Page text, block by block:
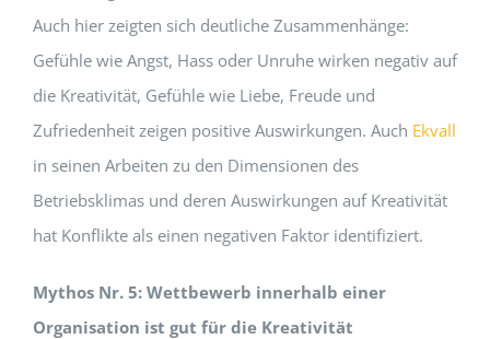
Auch hier zeigten sich deutliche Zusammenhänge:
Gefühle wie Angst, Hass oder Unruhe wirken negativ auf
die Kreativität, Gefühle wie Liebe, Freude und
Zufriedenheit zeigen positive Auswirkungen. Auch Ekvall
in seinen Arbeiten zu den Dimensionen des
Betriebsklimas und deren Auswirkungen auf Kreativität
hat Konflikte als einen negativen Faktor identifiziert.
Mythos Nr. 5: Wettbewerb innerhalb einer
Organisation ist gut für die Kreativität